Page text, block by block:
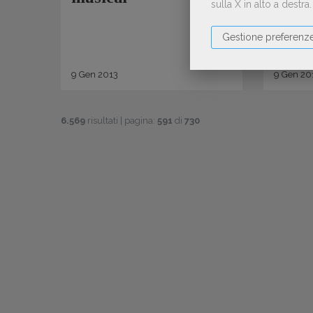
sulla X in alto a destra.
Gestione
9 Gen 2013 9 Gen
6.569 risultati | pagina: 591 di 730